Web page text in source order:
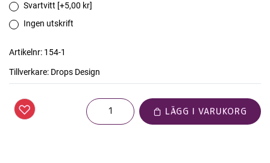
Svartvitt [+5,00 kr]
Ingen utskrift
Artikelnr: 154-1
Tillverkare: Drops Design
LÄGG I VARUKORG